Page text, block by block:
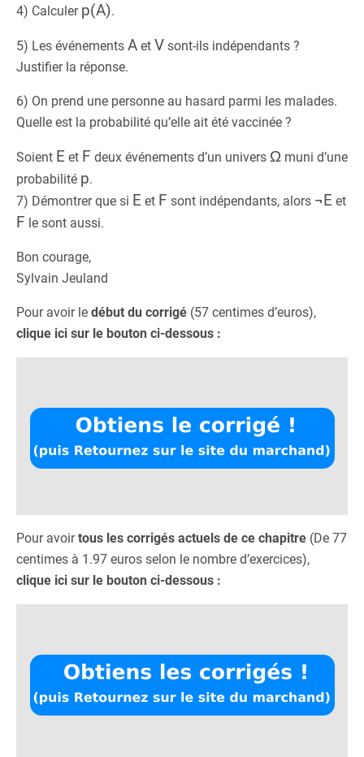
4) Calculer p(A).
5) Les événements A et V sont-ils indépendants ?
Justifier la réponse.
6) On prend une personne au hasard parmi les malades.
Quelle est la probabilité qu’elle ait été vaccinée ?
Soient E et F deux événements d’un univers Ω muni d’une
probabilité p.
7) Démontrer que si E et F sont indépendants, alors ¬E et
F le sont aussi.
Bon courage,
Sylvain Jeuland
Pour avoir le début du corrigé (57 centimes d’euros),
clique ici sur le bouton ci-dessous :
Pour avoirtous les corrigés actuels de ce chapitre (De 77
centimes à 1.97 euros selon le nombre d’exercices),
clique ici sur le bouton ci-dessous :